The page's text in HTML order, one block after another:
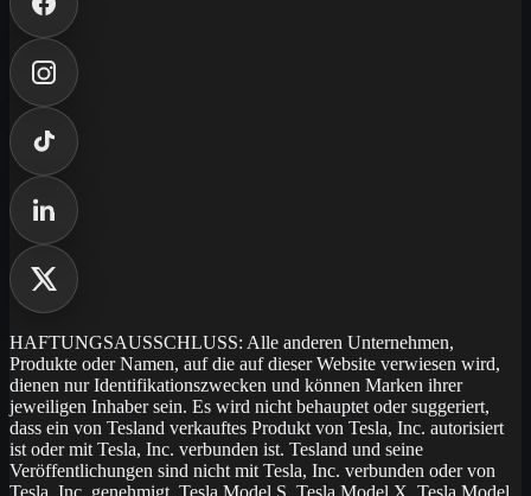
HAFTUNGSAUSSCHLUSS: Alle anderen Unternehmen,
Produkte oder Namen, auf die auf dieser Website verwiesen wird,
dienen nur Identifikationszwecken und können Marken ihrer
jeweiligen Inhaber sein. Es wird nicht behauptet oder suggeriert,
dass ein von Tesland verkauftes Produkt von Tesla, Inc. autorisiert
ist oder mit Tesla, Inc. verbunden ist. Tesland und seine
Veröffentlichungen sind nicht mit Tesla, Inc. verbunden oder von
Tesla, Inc. genehmigt. Tesla Model S, Tesla Model X, Tesla Model